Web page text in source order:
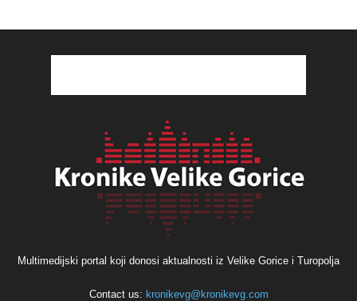
Multimedijski portal koji donosi aktualnosti iz Velike Gorice i Turopolja
Contact us: kronikevg@kronikevg.com